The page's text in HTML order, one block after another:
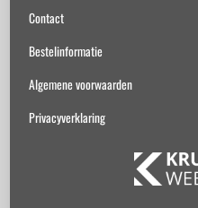
Contact
Bestelinformatie
Algemene voorwaarden
Privacyverklaring